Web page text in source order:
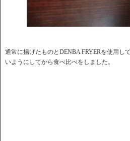
通常に揚げたものとDENBA FRYERを使用し
いようにしてから食べ比べをしました。